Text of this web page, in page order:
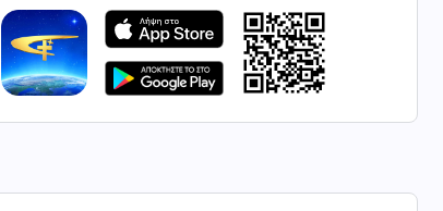
6:40
Καθημερινά λόγια του Θεού:
Είσοδος στη ζωή |
Απόσπασμα 456
Καθημερινά λόγια του Θεού: